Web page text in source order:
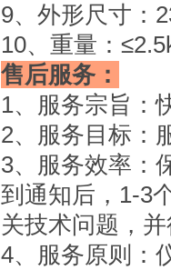
9、外形尺寸：
10、重量：
售后服务：
1、服务宗旨：
2、服务目标：
3、服务效率：
到通知后，1-3
关技术问题，
4、服务原则：